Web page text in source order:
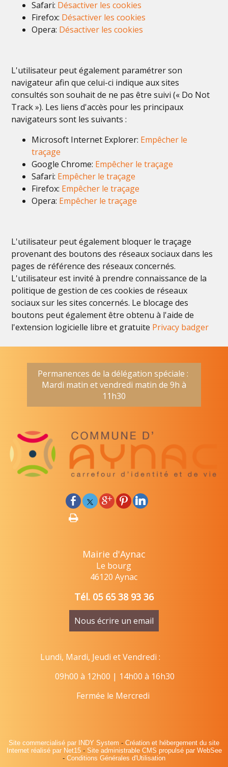
Safari: Désactiver les cookies
Firefox: Désactiver les cookies
Opera: Désactiver les cookies
L'utilisateur peut également paramétrer son
navigateur afin que celui-ci indique aux sites
consultés son souhait de ne pas être suivi (« Do Not
Track »). Les liens d'accès pour les principaux
navigateurs sont les suivants :
Microsoft Internet Explorer: Empêcher le
traçage
Google Chrome: Empêcher le traçage
Safari: Empêcher le traçage
Firefox: Empêcher le traçage
Opera: Empêcher le traçage
L'utilisateur peut également bloquer le traçage
provenant des boutons des réseaux sociaux dans les
pages de référence des réseaux concernés.
L'utilisateur est invité à prendre connaissance de la
politique de gestion de ces cookies de réseaux
sociaux sur les sites concernés. Le blocage des
boutons peut également être obtenu à l'aide de
l'extension logicielle libre et gratuite Privacy badger
Permanences de la délégation spéciale :
Mardi matin et vendredi matin de 9h à
11h30
Mairie d'Aynac
Le bourg
46120 Aynac
Tél. 05 65 38 93 36
Nous écrire un email
Lundi, Mardi, Jeudi et Vendredi :
09h00 à 12h00 | 14h00 à 16h30
Fermée le Mercredi
Site commercialisé par INDY System - Création et hébergement du site
Internet réalisé par Net15- Site administrable CMS propulsé par WebSee
- Conditions Générales d'Utilisation